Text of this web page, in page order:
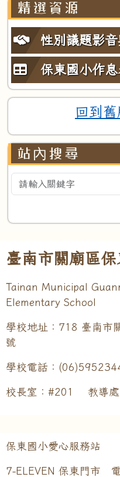
精選資源
性別議題影
保東國小作息
回到
站內搜尋
臺南市關廟區
Tainan Municipal
Elementary School
學校地址：718 臺南市
號
學校電話：
校長室：#201 教導
保東國小愛心服務站
7-ELEVEN 保東門市